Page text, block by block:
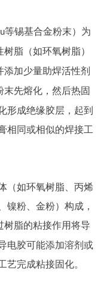
等锡基合金粉末）为
树脂（如环氧树脂）
添加少量助焊活性剂
末先熔化，然后热固
形成绝缘胶层，起到
相同或相似的焊接工
（如环氧树脂、丙烯
镍粉、金粉）构成，
树脂的粘接作用将导
电胶可能添加溶剂或
艺完成粘接固化。